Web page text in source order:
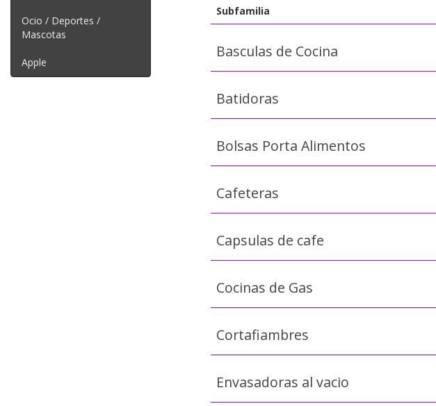
Ocio / Deportes /
Mascotas
Apple
Subfamilia
Basculas de Cocina
Batidoras
Bolsas Porta Alimentos
Cafeteras
Capsulas de cafe
Cocinas de Gas
Cortafiambres
Envasadoras al vacio